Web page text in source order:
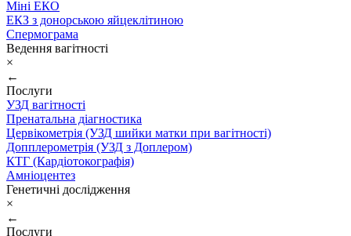
Міні ЕКО
ЕКЗ з донорською яйцеклітиною
Спермограма
Ведення вагітності
×
←
Послуги
УЗД вагітності
Пренатальна діагностика
Цервікометрія (УЗД шийки матки при вагітності)
Допплерометрія (УЗД з Доплером)
КТГ (Кардіотокографія)
Амніоцентез
Генетичні дослідження
×
←
Послуги